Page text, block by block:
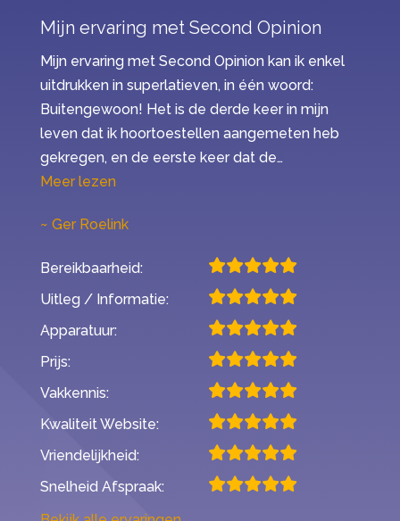
Mijn ervaring met Second Opinion
Mijn ervaring met Second Opinion kan ik enkel
uitdrukken in superlatieven, in één woord:
Buitengewoon! Het is de derde keer in mijn
leven dat ik hoortoestellen aangemeten heb
gekregen, en de eerste keer dat de…
Meer lezen“Mijn ervaring met Second Opinion”
Ger Roelink
Bereikbaarheid:
Uitleg / Informatie:
Apparatuur:
Prijs:
Vakkennis:
Kwaliteit Website:
Vriendelijkheid:
Snelheid Afspraak: